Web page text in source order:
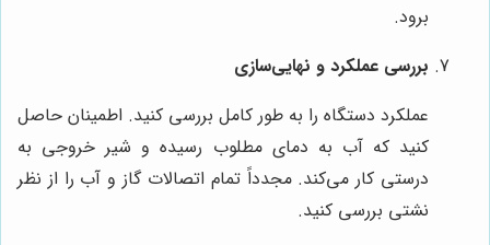
برود.
بررسی عملکرد و نهایی‌سازی
عملکرد دستگاه را به طور کامل بررسی کنید. اطمینان حاصل
کنید که آب به دمای مطلوب رسیده و شیر خروجی به
درستی کار می‌کند. مجدداً تمام اتصالات گاز و آب را از نظر
نشتی بررسی کنید.